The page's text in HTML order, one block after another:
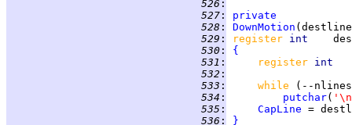
526 :
527 :
private
528 :
DownMotion
529 : register int
530 :
{
531 : register
532 :
533 : while
(--
534 : putchar(
535 :
CapLine
536 :
}